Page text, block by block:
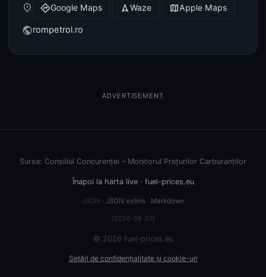
place directionsGoogle Maps navigation Waze mapApple Maps
publicrompetrol.ro
ADVERTISEMENT
Sursa: Consiliul Concurenței – Monitorul Prețurilor Carburanților
Înapoi la harta live· fuel-prices.eu
JSON · JSON extins· Markdown
(2026-08-07)
© 2026 fuel-prices.eu
Setări de confidențialitate și cookie-uri